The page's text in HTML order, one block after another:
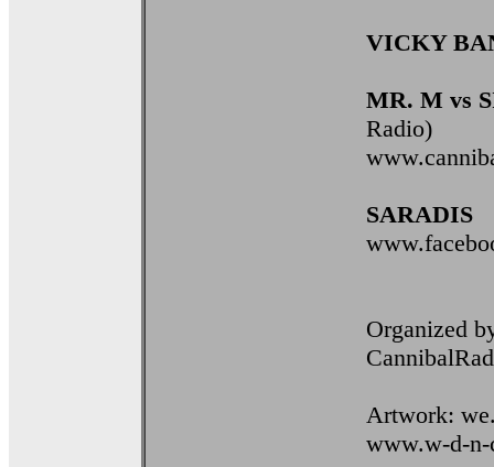
VICKY
MR. M vs
Radio)
SARADIS
Organized
Artwork:
www.w-d-n-